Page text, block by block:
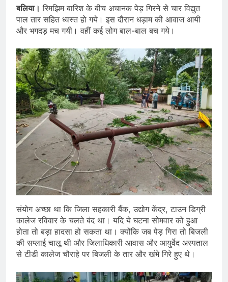
बलिया। रिमझिम बारिश के बीच अचानक पेड़ गिरने से चार विद्युत
पाल तार सहित ध्वस्त हो गये। इस दौरान धड़ाम की आवाज आयी
और भगदड़ मच गयी। वहीं कई लोग बाल-बाल बच गये।
संयोग अच्छा था कि जिला सहकारी बैंक, उद्योग केंद्र, टाउन डिग्री
कालेज रविवार के चलते बंद था। यदि ये घटना सोमवार को हुआ
होता तो बड़ा हादसा हो सकता था। क्योंकि जब पेड़ गिरा तो बिजली
की सप्लाई चालू थी और जिलाधिकारी आवास और आयुर्वेद अस्पताल
से टीडी कालेज चौराहे पर बिजली के तार और खंभे गिरे हुए थे।